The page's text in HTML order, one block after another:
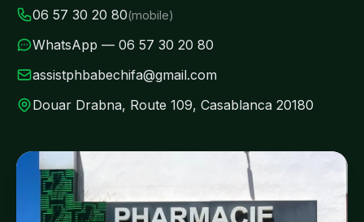
06 57 30 20 80(mobile)
WhatsApp — 06 57 30 20 80
assistphbabechifa@gmail.com
Douar Drabna, Route 109, Casablanca 20180